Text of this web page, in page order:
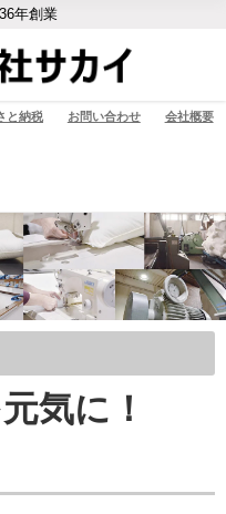
年創業
と納税 お問い合わせ 会社概要
気に！